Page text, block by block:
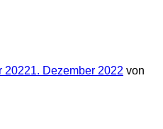
20221. Dezember 2022 von